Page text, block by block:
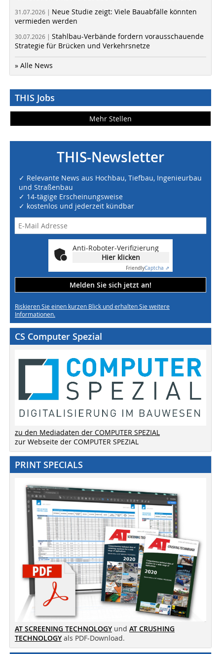
31.07.2026 | Neue Studie zeigt: Viele Bauabfälle könnten
vermieden werden
30.07.2026 | Stahlbau-Verbände fordern vorausschauende
Strategie für Brücken und Verkehrsnetze
» Alle News
THIS Jobs
Mehr Stellen
THIS-Newsletter
✓ Relevante News aus Hochbau, Tiefbau, Ingenieurbau
und Straßenbau
✓ 14-tägige Erscheinungsweise
✓ kostenlos und jederzeit kündbar
Anti-Roboter-Verifizierung
Hier klicken
FriendlyCaptcha ⇗
Melden Sie sich jetzt an!
Riskieren Sie einen kurzen Blick und erhalten Sie weitere
Informationen.
CS Computer Spezial
zu den Mediadaten der COMPUTER SPEZIAL
zur Webseite der COMPUTER SPEZIAL
PRINT SPECIALS
AT SCREENING TECHNOLOGY und AT CRUSHING
TECHNOLOGY als PDF-Download.